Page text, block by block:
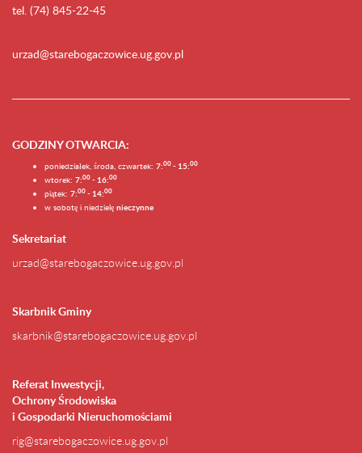
tel. (74) 845-22-45
urzad@starebogaczowice.ug.gov.pl
GODZINY OTWARCIA:
poniedziałek, środa, czwartek: 7:00 - 15:00
wtorek: 7:00 - 16:00
piątek: 7:00 - 14:00
w sobotę i niedzielę nieczynne
Sekretariat
urzad@starebogaczowice.ug.gov.pl
Skarbnik Gminy
skarbnik@starebogaczowice.ug.gov.pl
Referat Inwestycji,
Ochrony Środowiska
i Gospodarki Nieruchomościami
rig@starebogaczowice.ug.gov.pl